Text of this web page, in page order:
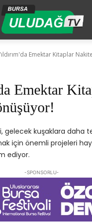
Emektar Kitaplar
Emektar
gelecek kuşaklara daha
için önemli projeleri
ediyor.
-SPONSORLU-